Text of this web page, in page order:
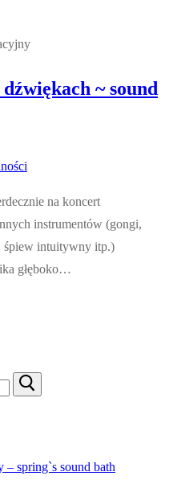
~ sound
na koncert
instrumentów (gongi,
śpiew intuitywny itp.)
głęboko…
spring`s sound bath